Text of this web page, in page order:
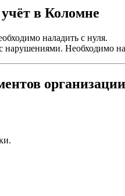
в Коломне
наладить с нуля.
нарушениями. Необходимо